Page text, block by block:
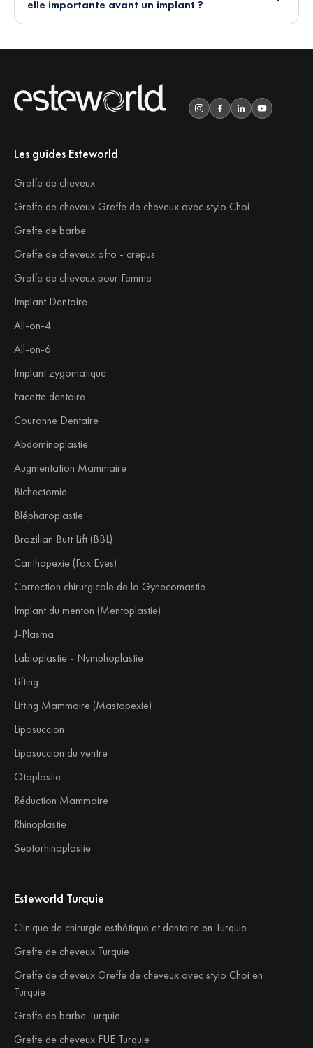
elle importante avant un implant ?
Les guides Esteworld
Greffe de cheveux
Greffe de cheveux Greffe de cheveux avec stylo Choi
Greffe de barbe
Greffe de cheveux afro - crepus
Greffe de cheveux pour Femme
Implant Dentaire
All-on-4
All-on-6
Implant zygomatique
Facette dentaire
Couronne Dentaire
Abdominoplastie
Augmentation Mammaire
Bichectomie
Blépharoplastie
Brazilian Butt Lift (BBL)
Canthopexie (Fox Eyes)
Correction chirurgicale de la Gynecomastie
Implant du menton (Mentoplastie)
J-Plasma
Labioplastie - Nymphoplastie
Lifting
Lifting Mammaire (Mastopexie)
Liposuccion
Liposuccion du ventre
Otoplastie
Réduction Mammaire
Rhinoplastie
Septorhinoplastie
Esteworld Turquie
Clinique de chirurgie esthétique et dentaire en Turquie
Greffe de cheveux Turquie
Greffe de cheveux Greffe de cheveux avec stylo Choi en
Turquie
Greffe de barbe Turquie
Greffe de cheveux FUE Turquie